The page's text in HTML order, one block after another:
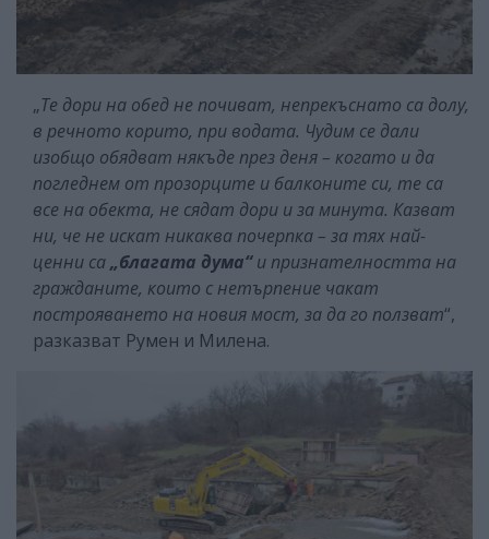
„Те дори на обед не почиват, непрекъснато са долу,
в речното корито, при водата. Чудим се дали
изобщо обядват някъде през деня – когато и да
погледнем от прозорците и балконите си, те са
все на обекта, не сядат дори и за минута. Казват
ни, че не искат никаква почерпка – за тях най-
ценни са„благата дума“и признателността на
гражданите, които с нетърпение чакат
построяването на новия мост, за да го ползват“,
разказват Румен и Милена.